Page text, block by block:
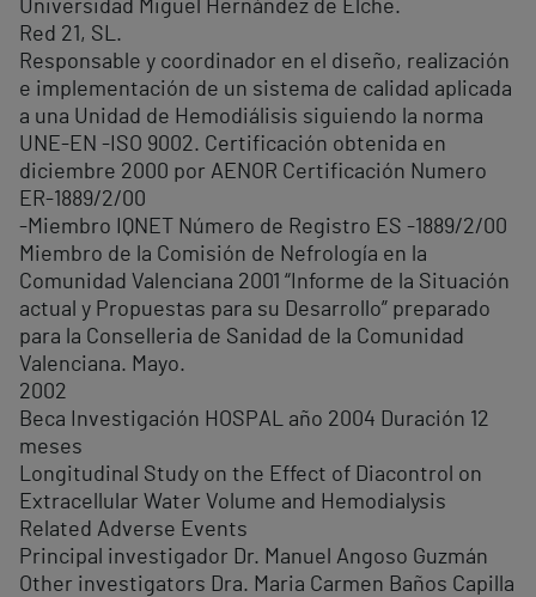
Universidad Miguel Hernández de Elche.
Red 21, SL.
Responsable y coordinador en el diseño, realización
e implementación de un sistema de calidad aplicada
a una Unidad de Hemodiálisis siguiendo la norma
UNE-EN -ISO 9002. Certificación obtenida en
diciembre 2000 por AENOR Certificación Numero
ER-1889/2/00
-Miembro IQNET Número de Registro ES -1889/2/00
Miembro de la Comisión de Nefrología en la
Comunidad Valenciana 2001 “Informe de la Situación
actual y Propuestas para su Desarrollo” preparado
para la Conselleria de Sanidad de la Comunidad
Valenciana. Mayo.
2002
Beca Investigación HOSPAL año 2004 Duración 12
meses
Longitudinal Study on the Effect of Diacontrol on
Extracellular Water Volume and Hemodialysis
Related Adverse Events
Principal investigador Dr. Manuel Angoso Guzmán
Other investigators Dra. Maria Carmen Baños Capilla